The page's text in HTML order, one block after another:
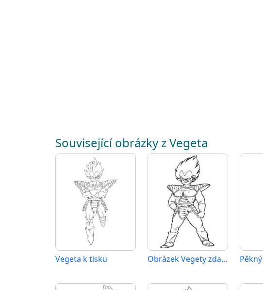
Související obrázky z Vegeta
Vegeta k tisku Obrázek Vegety zdarma